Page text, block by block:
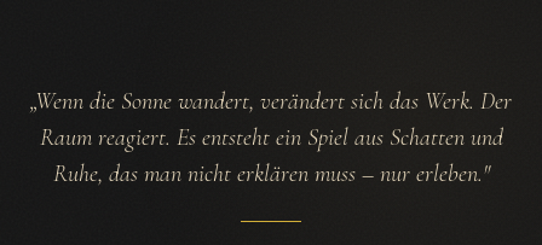
„Wenn die Sonne wandert, verändert sich das Werk. Der
Raum reagiert. Es entsteht ein Spiel aus Schatten und
Ruhe, das man nicht erklären muss – nur erleben."